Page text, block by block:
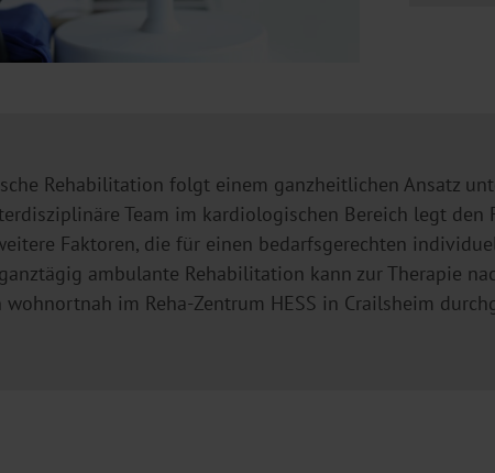
Rehabilitation folgt einem ganzheitlichen Ansatz
Team im kardiologischen Bereich legt
Faktoren, die für einen bedarfsgerechten
ambulante Rehabilitation kann zur Therapie
wohnortnah im Reha-Zentrum HESS in Crailsheim